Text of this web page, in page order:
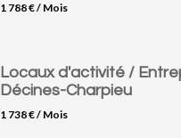
1 788 € / Mois
Locaux d'activité /
Décines-Charpieu
1 738 € / Mois